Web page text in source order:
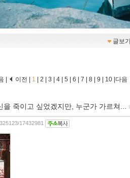
글보기
| 이전 | 1 2 3 4 5 6 7 8 9 10 다음
을 죽이고 싶었겠지만, 누군가 가르쳐... ｌ
17432981